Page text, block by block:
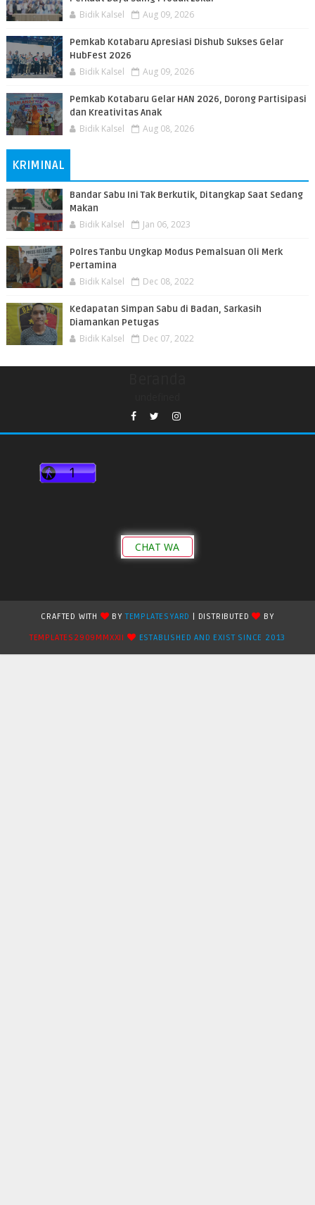
Bidik Kalsel Aug 09, 2026
Pemkab Kotabaru Apresiasi Dishub Sukses Gelar
HubFest 2026
Bidik Kalsel Aug 09, 2026
Pemkab Kotabaru Gelar HAN 2026, Dorong Partisipasi
dan Kreativitas Anak
Bidik Kalsel Aug 08, 2026
KRIMINAL
Bandar Sabu Ini Tak Berkutik, Ditangkap Saat Sedang
Makan
Bidik Kalsel Jan 06, 2023
Polres Tanbu Ungkap Modus Pemalsuan Oli Merk
Pertamina
Bidik Kalsel Dec 08, 2022
Kedapatan Simpan Sabu di Badan, Sarkasih
Diamankan Petugas
Bidik Kalsel Dec 07, 2022
CHAT WA
CRAFTED WITH BYTEMPLATESYARD | DISTRIBUTED
BY
TEMPLATES2909MMXXII
ESTABLISHED AND EXIST SINCE 2013